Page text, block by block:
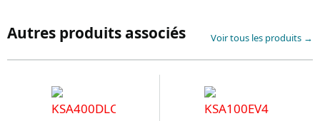
Autres produits associés Voir tous les produits →